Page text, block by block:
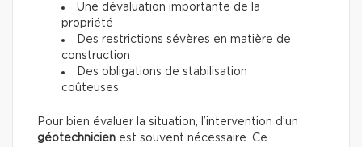
Une dévaluation importante de la
propriété
Des restrictions sévères en matière de
construction
Des obligations de stabilisation
coûteuses
Pour bien évaluer la situation, l’intervention d’un
géotechnicien est souvent nécessaire. Ce